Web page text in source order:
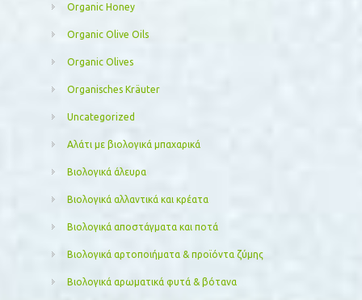
Organic Honey
Organic Olive Oils
Organic Olives
Organisches Kräuter
Uncategorized
Αλάτι με βιολογικά μπαχαρικά
Βιολογικά άλευρα
Βιολογικά αλλαντικά και κρέατα
Βιολογικά αποστάγματα και ποτά
Βιολογικά αρτοποιήματα & προϊόντα ζύμης
Βιολογικά αρωματικά φυτά & βότανα